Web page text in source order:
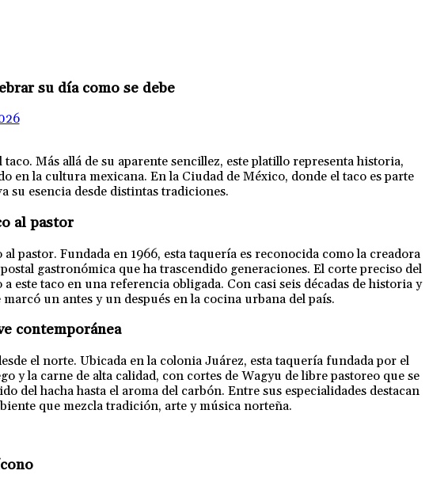
su día como se debe
Más allá de su aparente sencillez, este platillo representa historia,
la cultura mexicana. En la Ciudad de México, donde el taco es parte
su esencia desde distintas tradiciones.
al pastor
pastor. Fundada en 1966, esta taquería es reconocida como la creadora
gastronómica que ha trascendido generaciones. El corte preciso del
taco en una referencia obligada. Con casi seis décadas de historia y
un antes y un después en la cocina urbana del país.
contemporánea
el norte. Ubicada en la colonia Juárez, esta taquería fundada por el
y la carne de alta calidad, con cortes de Wagyu de libre pastoreo que se
del hacha hasta el aroma del carbón. Entre sus especialidades destacan
que mezcla tradición, arte y música norteña.